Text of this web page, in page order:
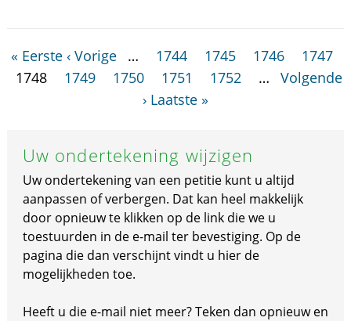
« Eerste ‹ Vorige … 1744 1745 1746
1747
1748
1749 1750 1751 1752 …
Volgende
› Laatste »
Uw ondertekening wijzigen
Uw ondertekening van een petitie kunt u altijd
aanpassen of verbergen. Dat kan heel makkelijk
door opnieuw te klikken op de link die we u
toestuurden in de e-mail ter bevestiging. Op de
pagina die dan verschijnt vindt u hier de
mogelijkheden toe.
Heeft u die e-mail niet meer? Teken dan opnieuw en